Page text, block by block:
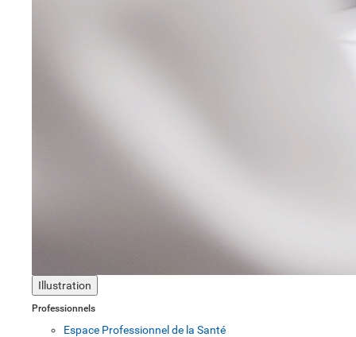
Illustration
Professionnels
Espace Professionnel de la Santé